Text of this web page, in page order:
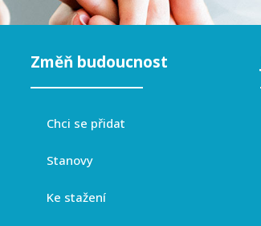
Změň budoucnost
Chci se přidat
Stanovy
Ke stažení